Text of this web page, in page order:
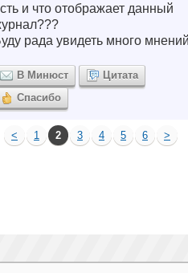
и что отображает данный
рада увидеть много
В Минюст
Цитата
Спасибо
< 1 2 3 4 5 6
>